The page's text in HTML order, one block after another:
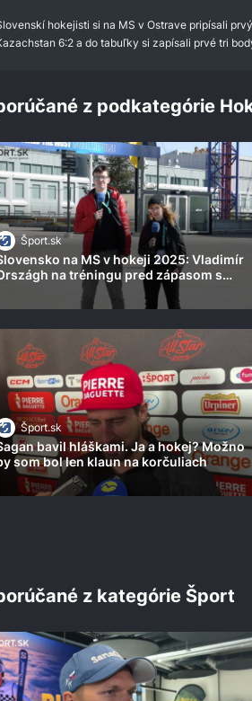
hokejisti si na MS v Ostrave pripísali
6:2 a do tabuľky si zapísali prvé tri
z podkategórie
Šport.sk
na MS v hokeji 2025: Vladimír
na tréningu pred zápasom s
hviezdami pritvrdil
Šport.sk
bavil hláškami. Ja a hokej? Možno
som bol len klaun na korčuliach
z kategórie Šport